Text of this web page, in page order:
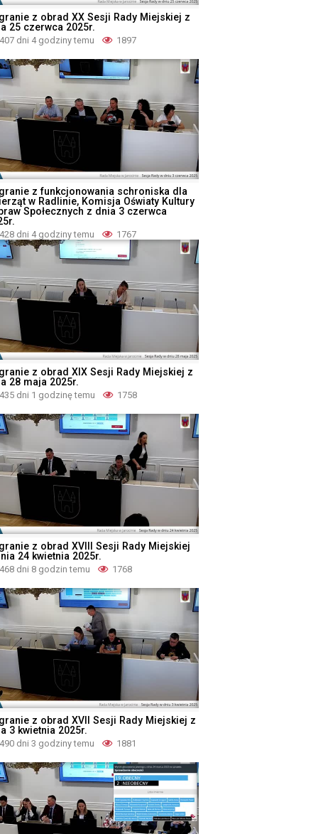
z obrad XX Sesji Rady Miejskiej z
25 czerwca 2025r.
407 dni 4 godziny temu 1897
z funkcjonowania schroniska dla
w Radlinie, Komisja Oświaty Kultury
Społecznych z dnia 3 czerwca
428 dni 4 godziny temu 1767
z obrad XIX Sesji Rady Miejskiej z
28 maja 2025r.
435 dni 1 godzinę temu 1758
z obrad XVIII Sesji Rady Miejskiej
24 kwietnia 2025r.
468 dni 8 godzin temu 1768
z obrad XVII Sesji Rady Miejskiej z
3 kwietnia 2025r.
490 dni 3 godziny temu 1881